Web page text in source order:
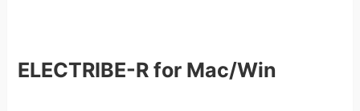
ELECTRIBE-R for Mac/Win